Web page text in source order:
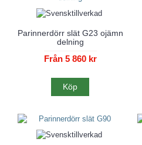
Parinnerdörr slät G23 ojämn
delning
Från 5 860 kr
Köp